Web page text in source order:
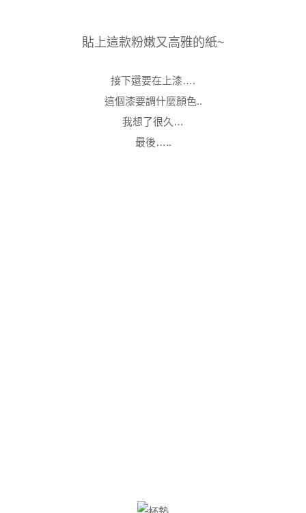
貼上這款粉嫩又高雅的紙~
接下還要在上漆….
這個漆要調什麼顏色..
我想了很久…
最後…..